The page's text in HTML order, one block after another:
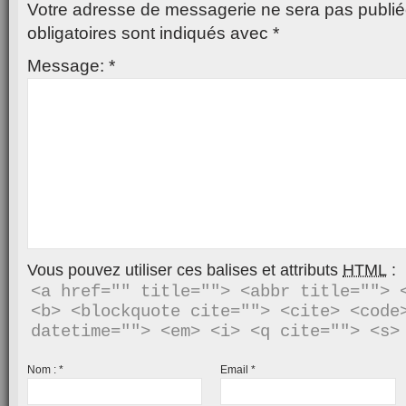
Votre adresse de messagerie ne sera pas
obligatoires sont indiqués avec *
Message: *
Vous pouvez utiliser ces balises et attributs HTML :
<a href="" title=""> <abbr title="">
<b> <blockquote cite=""> <cite>
Nom : * Email*